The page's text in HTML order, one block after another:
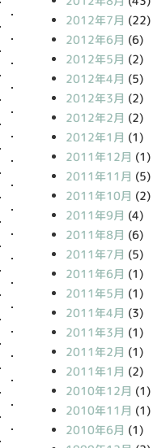
2012年7月 (22)
2012年6月 (6)
2012年5月 (2)
2012年4月 (5)
2012年3月 (2)
2012年2月 (2)
2012年1月 (1)
2011年12月 (1)
2011年11月 (5)
2011年10月 (2)
2011年9月 (4)
2011年8月 (6)
2011年7月 (5)
2011年6月 (1)
2011年5月 (1)
2011年4月 (3)
2011年3月 (1)
2011年2月 (1)
2011年1月 (2)
2010年12月 (1)
2010年11月 (1)
2010年6月 (1)